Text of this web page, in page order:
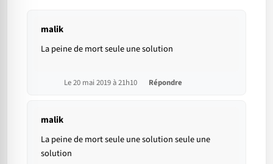
malik
La peine de mort seule une solution
Le 20 mai 2019 à 21h10 Répondre
malik
La peine de mort seule une solution seule une
solution